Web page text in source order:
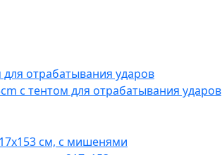
с тентом для отрабатывания ударов